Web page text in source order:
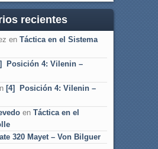
recientes
en Táctica en el Sistema
Posición 4: Vilenin –
[4] Posición 4: Vilenin –
en Táctica en el
320 Mayet – Von Bilguer